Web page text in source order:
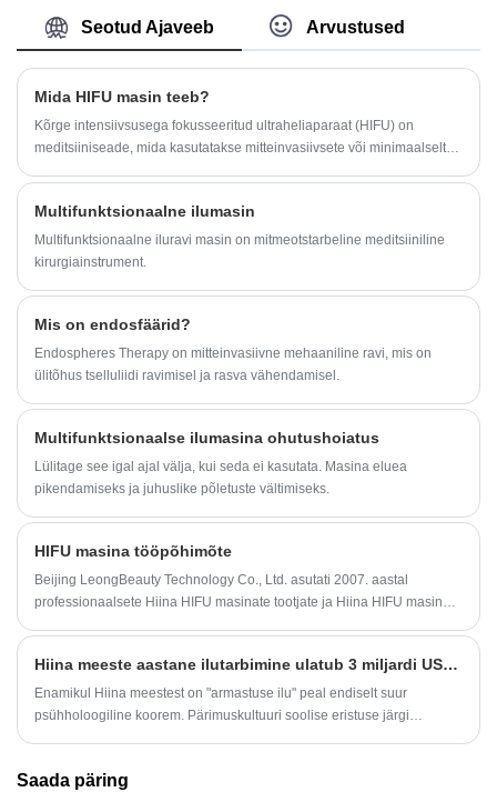
käepidemega versiooni.
Seotud Ajaveeb Arvustused
Mida HIFU masin teeb?
Kõrge intensiivsusega fokusseeritud ultraheliaparaat (HIFU) on
meditsiiniseade, mida kasutatakse mitteinvasiivsete või minimaalselt
nahapinna all. HIFU masina esmane eesmärk on stimuleerida kudede
kuumutamist, koagulatsiooni ja lõpuks esile kutsuda mitmesuguseid
ravitoimeid.
Multifunktsionaalne ilumasin
Multifunktsionaalne iluravi masin on mitmeotstarbeline meditsiiniline
kirurgiainstrument.
Mis on endosfäärid?
Endospheres Therapy on mitteinvasiivne mehaaniline ravi, mis on
ülitõhus tselluliidi ravimisel ja rasva vähendamisel.
Multifunktsionaalse ilumasina ohutushoiatus
Lülitage see igal ajal välja, kui seda ei kasutata. Masina eluea
pikendamiseks ja juhuslike põletuste vältimiseks.
HIFU masina tööpõhimõte
Beijing LeongBeauty Technology Co., Ltd. asutati 2007. aastal
professionaalsete Hiina HIFU masinate tootjate ja Hiina HIFU masinate
Hiina meeste aastane ilutarbimine ulatub 3 miljardi USA dollarini
Enamikul Hiina meestest on "armastuse ilu" peal endiselt suur
psühholoogiline koorem. Pärimuskultuuri soolise eristuse järgi
tähelepanu.
Saada päring